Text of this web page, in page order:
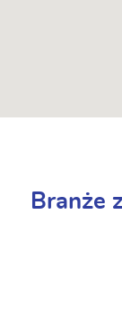
Branże